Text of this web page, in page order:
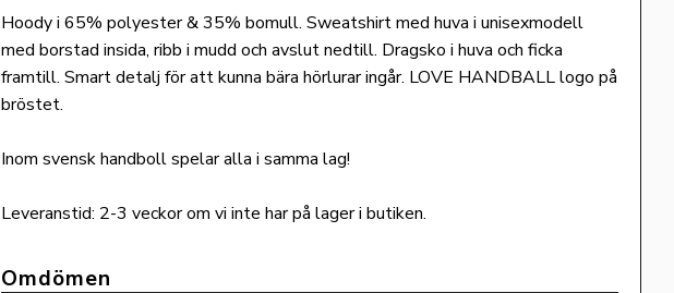
Hoody i 65% polyester & 35% bomull. Sweatshirt med huva i unisexmodell
med borstad insida, ribb i mudd och avslut nedtill. Dragsko i huva och ficka
framtill. Smart detalj för att kunna bära hörlurar ingår. LOVE HANDBALL logo på
bröstet.
Inom svensk handboll spelar alla i samma lag!
Leveranstid: 2-3 veckor om vi inte har på lager i butiken.
Omdömen